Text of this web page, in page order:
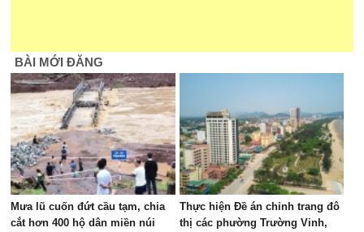
BÀI MỚI ĐĂNG
Mưa lũ cuốn đứt cầu tạm, chia
cắt hơn 400 hộ dân miền núi
Thực hiện Đề án chỉnh trang đô
thị các phường Trường Vinh,